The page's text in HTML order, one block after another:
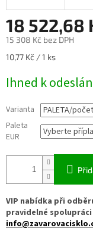
18 522,68
15 308 Kč bez DPH
Měrná
10,77 Kč / 1 ks
Ihned k
Varianta
Paleta
EUR
VIP nabídka při
pravidelné